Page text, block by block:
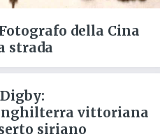
della Cina
strada
vittoriana
siriano